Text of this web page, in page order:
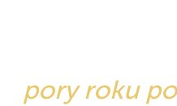
pory roku